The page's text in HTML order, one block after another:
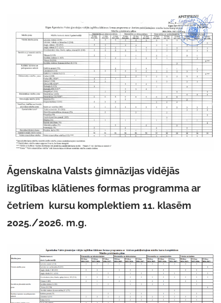
Āgenskalna Valsts ģimnāzijas vidējās
izglītības klātienes formas programma ar
četriem kursu komplektiem 11. klasēm
2025./2026. m.g.